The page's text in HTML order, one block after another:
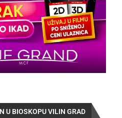
U BIOSKOPU VILIN GRAD